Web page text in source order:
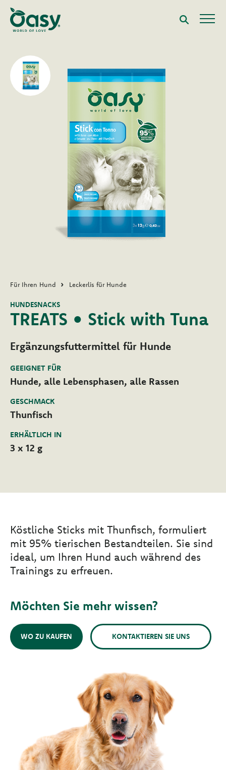
Für Ihren Hund Leckerlis für Hunde
TREATS • Stick with Tuna
HUNDESNACKS
Ergänzungsfuttermittel für Hunde
GEEIGNET FÜR
Hunde, alle Lebensphasen, alle Rassen
GESCHMACK
Thunfisch
ERHÄLTLICH IN
3 x 12 g
Köstliche Sticks mit Thunfisch, formuliert
mit 95% tierischen Bestandteilen. Sie sind
ideal, um Ihren Hund auch während des
Trainings zu erfreuen.
Möchten Sie mehr wissen?
WO ZU KAUFEN KONTAKTIEREN SIE UNS